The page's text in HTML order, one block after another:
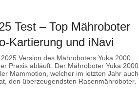
Test – Top Mähroboter
Kartierung und iNavi
Version des Mähroboters Yuka 2000
Praxis abläuft. Der Mähroboter Yuka 2000
Mammotion, welcher im letzten Jahr auch
den überzeugendsten Rasenmähroboter,